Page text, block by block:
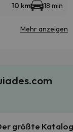
10 km 18 min
Mehr anzeigen
größte Katalog